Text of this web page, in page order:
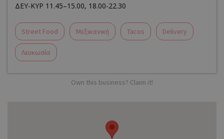
ΔΕΥ-ΚΥΡ 11.45–15.00, 18.00-22.30
Street Food Μεξικανική Tacos Delivery
Λευκωσία
Own this business? Claim it!